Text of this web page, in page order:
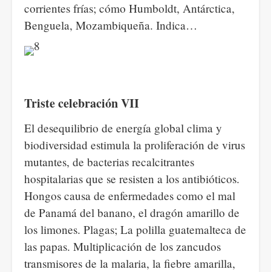
corrientes frías; cómo Humboldt, Antárctica,
Benguela, Mozambiqueña. Indica…
Triste celebración VII
El desequilibrio de energía global clima y
biodiversidad estimula la proliferación de virus
mutantes, de bacterias recalcitrantes
hospitalarias que se resisten a los antibióticos.
Hongos causa de enfermedades como el mal
de Panamá del banano, el dragón amarillo de
los limones. Plagas; La polilla guatemalteca de
las papas. Multiplicación de los zancudos
transmisores de la malaria, la fiebre amarilla,